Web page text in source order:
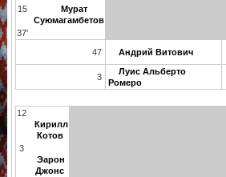
15
Мурат
Суюмагамбетов
37'
47
Андрий Витович
3
Луис Альберто
Ромеро
12
Кирилл
Котов
3
Эарон
Джонс